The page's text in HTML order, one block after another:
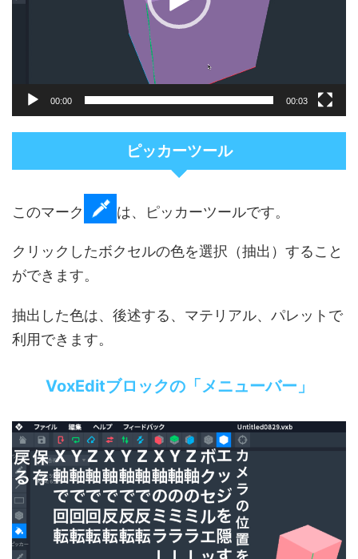
00:00 00:03
ピッカーツール
このマーク は、ピッカーツールです。
クリックしたボクセルの色を選択（抽出）すること
ができます。
抽出した色は、後述する、マテリアル、パレットで
利用できます。
VoxEditブロックの「メニューバー」